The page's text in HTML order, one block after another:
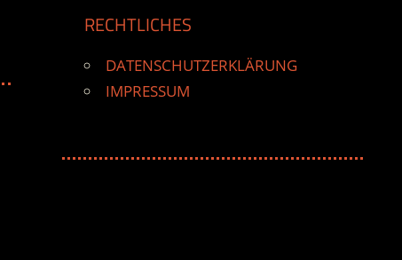
RECHTLICHES
DATENSCHUTZERKLÄRUNG
IMPRESSUM